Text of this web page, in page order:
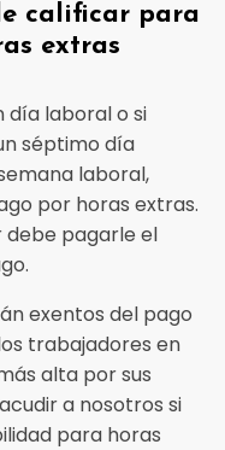
calificar para
extras
día laboral o si
séptimo día
laboral,
por horas extras.
debe pagarle el
exentos del pago
trabajadores en
alta por sus
a nosotros si
para horas